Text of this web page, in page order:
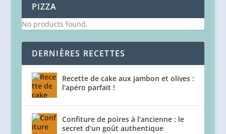
PIZZA
No products found.
DERNIÈRES RECETTES
Recette de cake aux jambon et olives :
l’apéro parfait !
Confiture de poires à l’ancienne : le
secret d’un goût authentique